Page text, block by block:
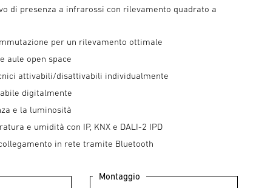
di presenza a infrarossi con rilevamento quadrato a
per un rilevamento ottimale
aule open space
attivabili/disattivabili individualmente
digitalmente
e la luminosità
e umidità con IP, KNX e DALI-2 IPD
in rete tramite Bluetooth
Montaggio